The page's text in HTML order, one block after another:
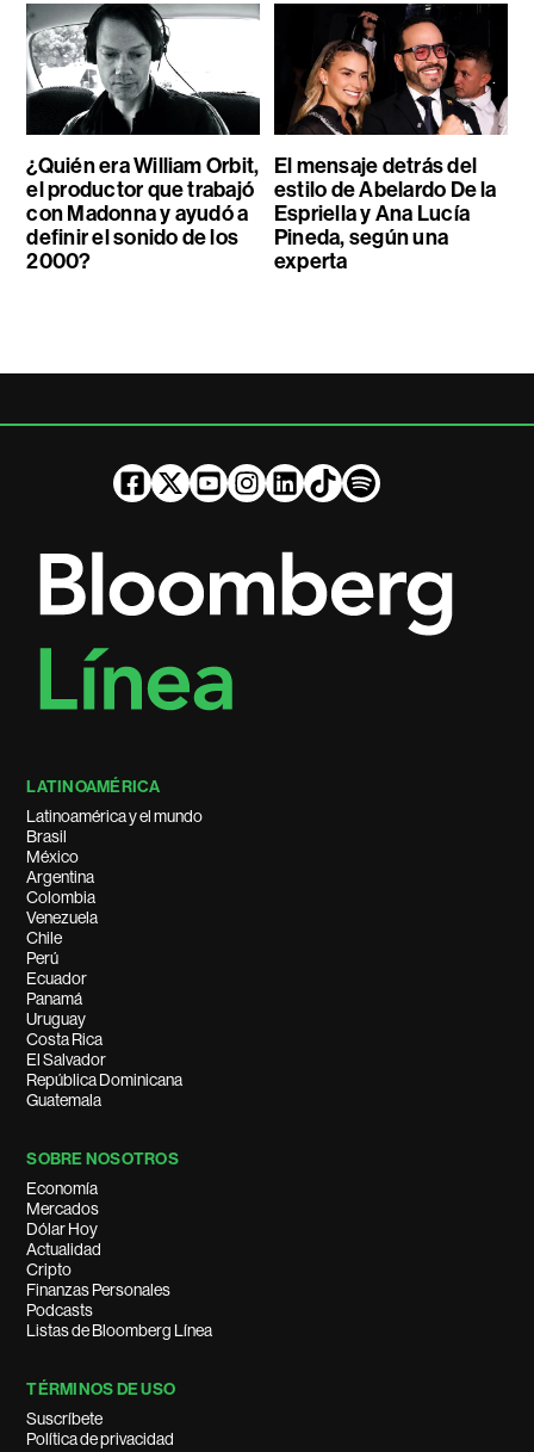
¿Quién era William Orbit,
el productor que trabajó
con Madonna y ayudó a
definir el sonido de los
2000?
El mensaje detrás del
estilo de Abelardo De la
Espriella y Ana Lucía
Pineda, según una
experta
LATINOAMÉRICA
Latinoamérica y el mundo
Brasil
México
Argentina
Colombia
Venezuela
Chile
Perú
Ecuador
Panamá
Uruguay
Costa Rica
El Salvador
República Dominicana
Guatemala
SOBRE NOSOTROS
Economía
Mercados
Dólar Hoy
Actualidad
Cripto
Finanzas Personales
Podcasts
Listas de Bloomberg Línea
TÉRMINOS DE USO
Suscríbete
Política de privacidad